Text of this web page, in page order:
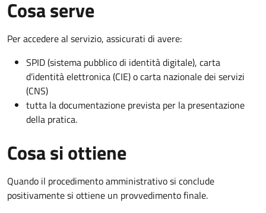
Cosa serve
Per accedere al servizio, assicurati di avere:
SPID (sistema pubblico di identità digitale), carta
d’identità elettronica (CIE) o carta nazionale dei servizi
(CNS)
tutta la documentazione prevista per la presentazione
della pratica.
Cosa si ottiene
Quando il procedimento amministrativo si conclude
positivamente si ottiene un provvedimento finale.